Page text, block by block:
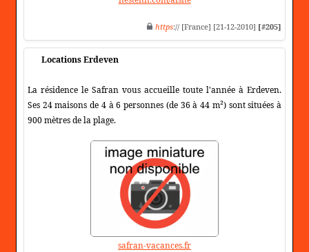
https:// [France] [21-12-2010] [#205]
Locations Erdeven
La résidence le Safran vous accueille toute l'année à Erdeven.
Ses 24 maisons de 4 à 6 personnes (de 36 à 44 m²) sont situées à
900 mètres de la plage.
safran-vacances.fr